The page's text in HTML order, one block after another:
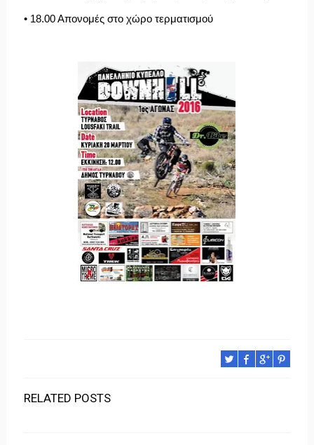
• 18.00 Απονομές στο χώρο τερματισμού
RELATED POSTS